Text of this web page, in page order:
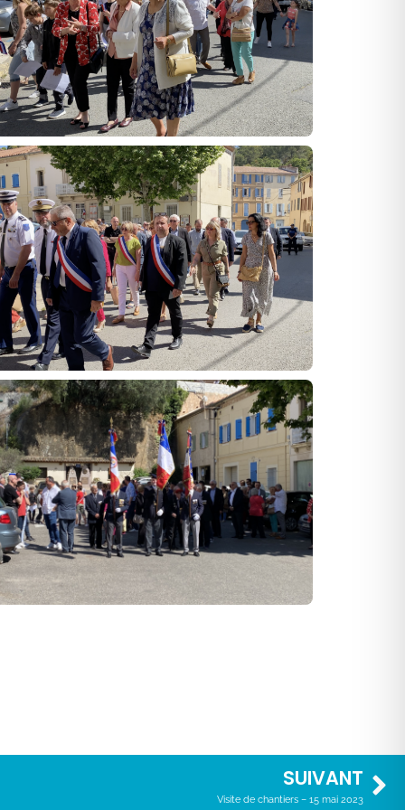
SUIVANT
Visite de chantiers – 15 mai 2023